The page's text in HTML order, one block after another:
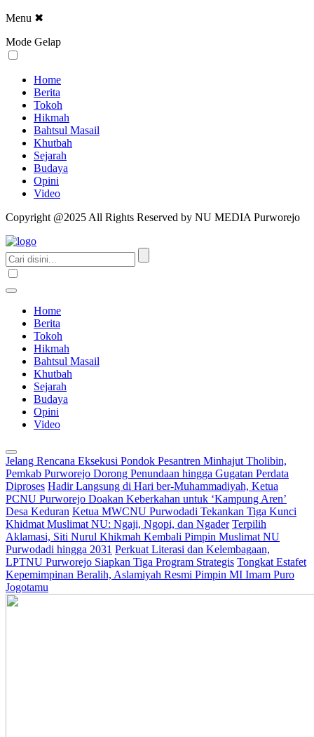
Menu ✖
Mode Gelap
Home
Berita
Tokoh
Hikmah
Bahtsul Masail
Khutbah
Sejarah
Budaya
Opini
Video
Copyright @2025 All Rights Reserved by NU MEDIA Purworejo
Home
Berita
Tokoh
Hikmah
Bahtsul Masail
Khutbah
Sejarah
Budaya
Opini
Video
Jelang Rencana Eksekusi Pondok Pesantren Minhajut Tholibin,
Pemkab Purworejo Dorong Penundaan hingga Gugatan Perdata
Diproses Hadir Langsung di Hari ber-Muhammadiyah, Ketua
PCNU Purworejo Doakan Keberkahan untuk ‘Kampung Aren’
Desa Keduran Ketua MWCNU Purwodadi Tekankan Tiga Kunci
Khidmat Muslimat NU: Ngaji, Ngopi, dan Ngader Terpilih
Aklamasi, Siti Nurul Khikmah Kembali Pimpin Muslimat NU
Purwodadi hingga 2031 Perkuat Literasi dan Kelembagaan,
LPTNU Purworejo Siapkan Tiga Program Strategis Tongkat Estafet
Kepemimpinan Beralih, Aslamiyah Resmi Pimpin MI Imam Puro
Jogotamu